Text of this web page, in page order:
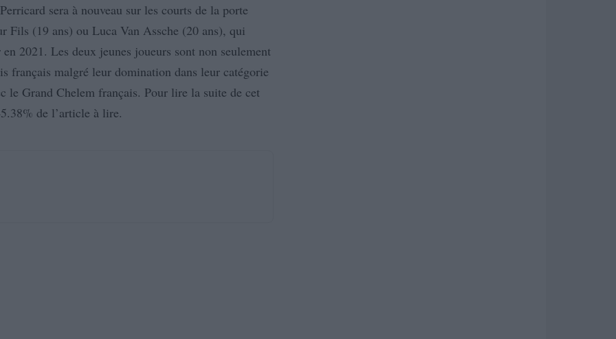
sera à nouveau sur les courts de la porte
(19 ans) ou Luca Van Assche (20 ans), qui
2021. Les deux jeunes joueurs sont non seulement
français malgré leur domination dans leur catégorie
le Grand Chelem français. Pour lire la suite de cet
de l’article à lire.